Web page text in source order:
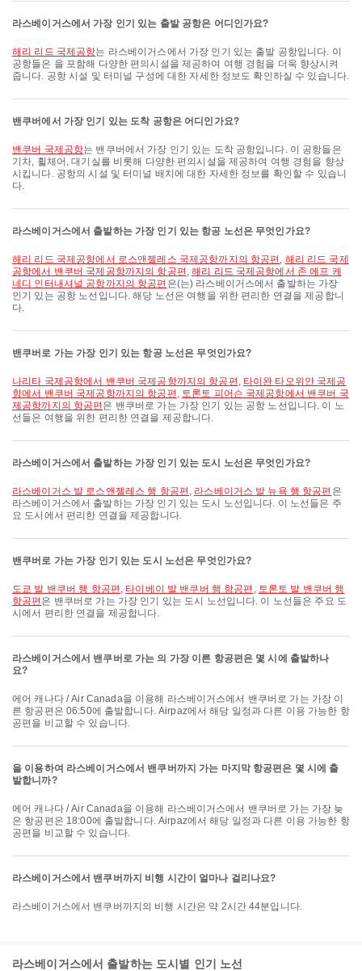
라스베이거스에서 가장 인기 있는 출발 공항은 어디인가요?
해리 리드 국제공항는 라스베이거스에서 가장 인기 있는 출발 공항입니다. 이
공항들은 을 포함해 다양한 편의시설을 제공하여 여행 경험을 더욱 향상시켜
줍니다. 공항 시설 및 터미널 구성에 대한 자세한 정보도 확인하실 수 있습니다.
밴쿠버에서 가장 인기 있는 도착 공항은 어디인가요?
밴쿠버 국제공항는 밴쿠버에서 가장 인기 있는 도착 공항입니다. 이 공항들은
기차, 휠체어, 대기실를 비롯해 다양한 편의시설을 제공하여 여행 경험을 향상
시킵니다. 공항의 시설 및 터미널 배치에 대한 자세한 정보를 확인할 수 있습니
다.
라스베이거스에서 출발하는 가장 인기 있는 항공 노선은 무엇인가요?
해리 리드 국제공항에서 로스앤젤레스 국제공항까지의 항공편 , 해리 리드 국제
공항에서 밴쿠버 국제공항까지의 항공편 ,해리 리드 국제공항에서 존 에프 케
네디 인터내셔널 공항까지의 항공편 은(는) 라스베이거스에서 출발하는 가장
인기 있는 공항 노선입니다. 해당 노선은 여행을 위한 편리한 연결을 제공합니
다.
밴쿠버로 가는 가장 인기 있는 항공 노선은 무엇인가요?
나리타 국제공항에서 밴쿠버 국제공항까지의 항공편 , 타이완 타오위안 국제공
항에서 밴쿠버 국제공항까지의 항공편 , 토론토 피어슨 국제공항에서 밴쿠버 국
제공항까지의 항공편 은 밴쿠버로 가는 가장 인기 있는 공항 노선입니다. 이 노
선들은 여행을 위한 편리한 연결을 제공합니다.
라스베이거스에서 출발하는 가장 인기 있는 도시 노선은 무엇인가요?
라스베이거스 발 로스앤젤레스 행 항공편 , 라스베이거스 발 뉴욕 행 항공편 은
라스베이거스에서 출발하는 가장 인기 있는 도시 노선입니다. 이 노선들은 주
요 도시에서 편리한 연결을 제공합니다.
밴쿠버로 가는 가장 인기 있는 도시 노선은 무엇인가요?
도쿄 발 밴쿠버 행 항공편 , 타이베이 발 밴쿠버 행 항공편 , 토론토 발 밴쿠버 행
항공편 은 밴쿠버로 가는 가장 인기 있는 도시 노선입니다. 이 노선들은 주요 도
시에서 편리한 연결을 제공합니다.
라스베이거스에서 밴쿠버로 가는 의 가장 이른 항공편은 몇 시에 출발하나
요?
에어 캐나다 / Air Canada을 이용해 라스베이거스에서 밴쿠버로 가는 가장 이
른 항공편은 06:50에 출발합니다. Airpaz에서 해당 일정과 다른 이용 가능한 항
공편을 비교할 수 있습니다.
을 이용하여 라스베이거스에서 밴쿠버까지 가는 마지막 항공편은 몇 시에 출
발합니까?
에어 캐나다 / Air Canada을 이용해 라스베이거스에서 밴쿠버로 가는 가장 늦
은 항공편은 18:00에 출발합니다. Airpaz에서 해당 일정과 다른 이용 가능한 항
공편을 비교할 수 있습니다.
라스베이거스에서 밴쿠버까지 비행 시간이 얼마나 걸리나요?
라스베이거스에서 밴쿠버까지의 비행 시간은 약 2시간 44분입니다.
라스베이거스에서 출발하는 도시별 인기 노선